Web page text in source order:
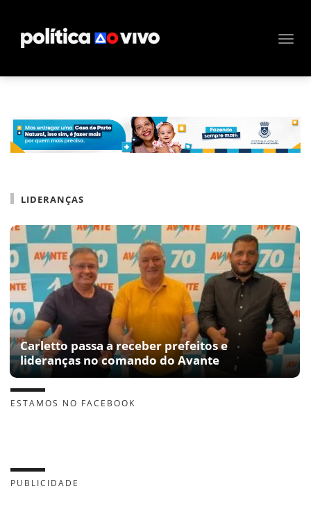
LIDERANÇAS
Carletto passa a receber prefeitos e
lideranças no comando do Avante
ESTAMOS NO FACEBOOK
PUBLICIDADE